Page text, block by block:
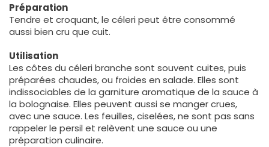
Préparation
Tendre et croquant, le céleri peut être consommé
aussi bien cru que cuit.
Utilisation
Les côtes du céleri branche sont souvent cuites, puis
préparées chaudes, ou froides en salade. Elles sont
indissociables de la garniture aromatique de la sauce à
la bolognaise. Elles peuvent aussi se manger crues,
avec une sauce. Les feuilles, ciselées, ne sont pas sans
rappeler le persil et relèvent une sauce ou une
préparation culinaire.